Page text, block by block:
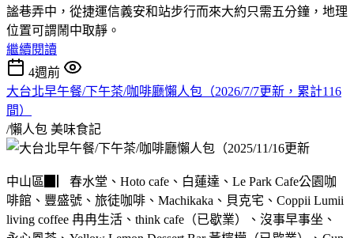
謐巷弄中，從捷運信義安和站步行而來大約只需五分鐘，地理
位置可謂鬧中取靜。
繼續閱讀
4週前
大台北早午餐/下午茶/咖啡廳懶人包（2026/7/7更新，累計116
間）
/懶人包 美味食記
中山區▉▏春水堂、Hoto cafe、白蓮達、Le Park Cafe公園咖
啡館、豐盛號、旅徒咖啡、Machikaka、貝克宅、Coppii Lumii
living coffee 冉冉生活、think cafe（已歇業）、沒事早事坐、